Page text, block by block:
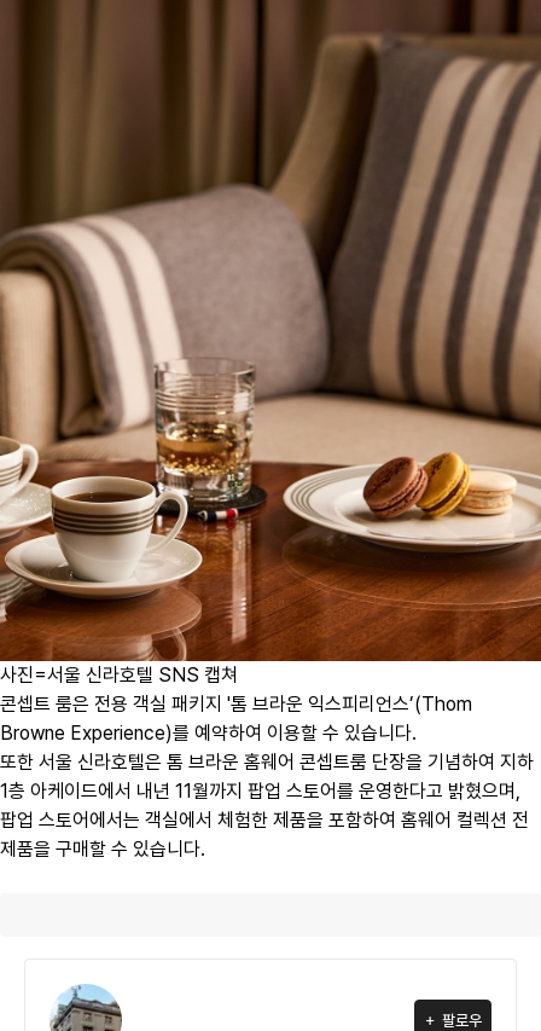
사진=서울 신라호텔 SNS 캡쳐
콘셉트 룸은 전용 객실 패키지 '톰 브라운 익스피리언스’(Thom
Browne Experience)를 예약하여 이용할 수 있습니다.
또한 서울 신라호텔은 톰 브라운 홈웨어 콘셉트룸 단장을 기념하여 지하
1층 아케이드에서 내년 11월까지 팝업 스토어를 운영한다고 밝혔으며,
팝업 스토어에서는 객실에서 체험한 제품을 포함하여 홈웨어 컬렉션 전
제품을 구매할 수 있습니다.
팔로우